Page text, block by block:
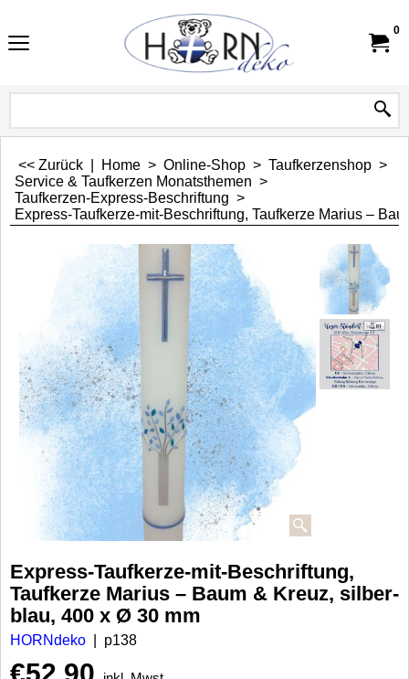
0
<< Zurück Home > Online-Shop > Taufkerzenshop >
Service & Taufkerzen Monatsthemen >
Taufkerzen-Express-Beschriftung >
Express-Taufkerze-mit-Beschriftung, Taufkerze Marius –
Express-Taufkerze-mit-Beschriftung,
Taufkerze Marius – Baum & Kreuz, silber-
blau, 400 x Ø 30 mm
HORNdeko p138
€52.90